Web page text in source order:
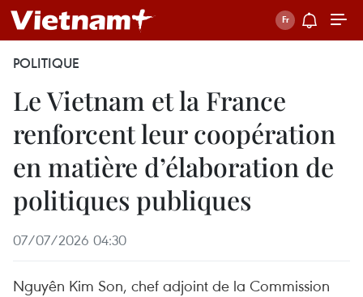
POLITIQUE
Le Vietnam et la France
renforcent leur coopération
en matière d’élaboration de
politiques publiques
07/07/2026 04:30
Nguyên Kim Son, chef adjoint de la Commission